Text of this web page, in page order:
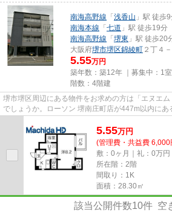
南海高野線 「 浅香山 」駅 徒歩
南海本線 「 七道 」駅 徒歩19分
南海高野線 「 堺東 」駅 徒歩20
大阪府堺市堺区錦綾町 ２丁４
5.55万円
築年数：築12年 ｜募集中： 1室
階数：4階建
堺市堺区周辺にある物件をお求めの方は「エヌエ
でしょうか。ローソン 堺南庄町店が447m以内に
5.55万円
(管理費・共益費 6,000
敷：0ヶ月｜礼：0万円
所在階：2階
間取り：1K
面積：28.30㎡
該当公開件数10件 空